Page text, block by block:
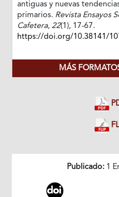
antiguas y nuevas
primarios. Revista Ensayos
Cafetera, 22(1), 17-67.
https://doi.org/10.38141/
MÁS
Publicado: 1